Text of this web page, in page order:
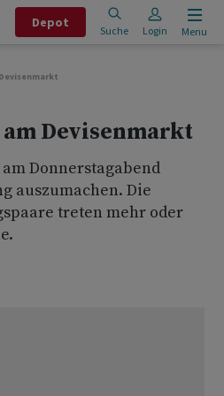
Depot
Suche Login Menu
am Devisenmarkt
Donnerstagabend
auszumachen. Die
treten mehr oder